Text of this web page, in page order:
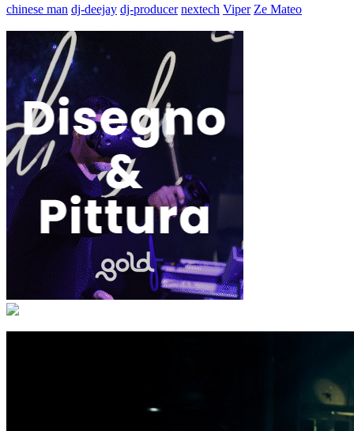
chinese man dj-deejay dj-producer nextech Viper Ze Mateo